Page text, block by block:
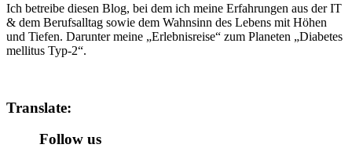
Ich betreibe diesen Blog, bei dem ich meine Erfahrungen aus der IT
& dem Berufsalltag sowie dem Wahnsinn des Lebens mit Höhen
und Tiefen. Darunter meine „Erlebnisreise“ zum Planeten „Diabetes
mellitus Typ-2“.
Translate:
Follow us